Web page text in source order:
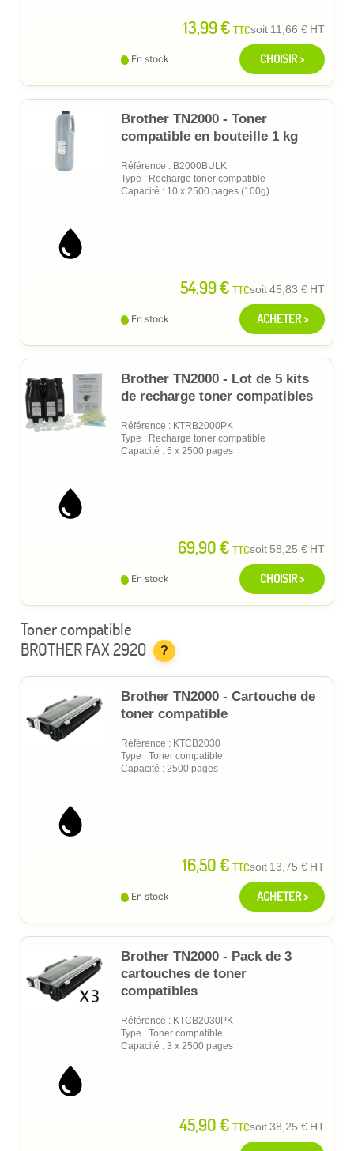
13,99 € TTCsoit 11,66 € HT
En stock CHOISIR >
Brother TN2000 - Toner
compatible en bouteille 1 kg
Référence : B2000BULK
Type : Recharge toner compatible
Capacité : 10 x 2500 pages (100g)
54,99 € TTCsoit45,83 € HT
En stock ACHETER >
Brother TN2000 - Lot de 5 kits
de recharge toner compatibles
Référence : KTRB2000PK
Type : Recharge toner compatible
Capacité : 5 x 2500 pages
69,90 € TTCsoit 58,25 € HT
En stock CHOISIR >
Toner compatible
BROTHER FAX 2920
?
Brother TN2000 - Cartouche de
toner compatible
Référence : KTCB2030
Type : Toner compatible
Capacité : 2500 pages
16,50 € TTCsoit 13,75 € HT
En stock ACHETER >
Brother TN2000 - Pack de 3
cartouches de toner
compatibles
Référence : KTCB2030PK
Type : Toner compatible
Capacité : 3 x 2500 pages
45,90 € TTCsoit38,25 € HT